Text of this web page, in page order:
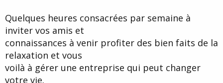
Quelques heures consacrées par semaine à
inviter vos amis et
connaissances à venir profiter des bien faits de la
relaxation et vous
voilà à gérer une entreprise qui peut changer
votre vie.